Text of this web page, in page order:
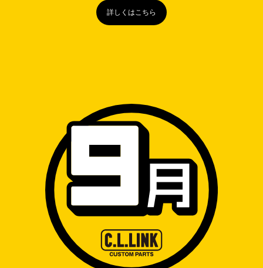
詳しくはこちら